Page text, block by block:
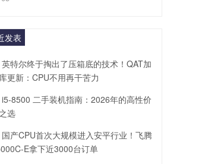
发表
英特尔终于掏出了压箱底的技术！QAT加
更新：CPU不用再干苦力
i5-8500 二手装机指南：2026年的高性价
选
国产CPU首次大规模进入安平行业！飞腾
E拿下近3000台订单